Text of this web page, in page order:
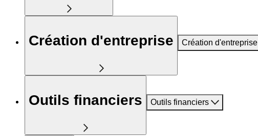
Création d'entreprise Création d'entreprise
Outils financiers Outils financiers